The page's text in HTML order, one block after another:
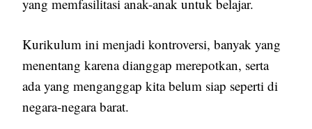
yang memfasilitasi anak-anak untuk belajar.
Kurikulum ini menjadi kontroversi, banyak yang
menentang karena dianggap merepotkan, serta
ada yang menganggap kita belum siap seperti di
negara-negara barat.